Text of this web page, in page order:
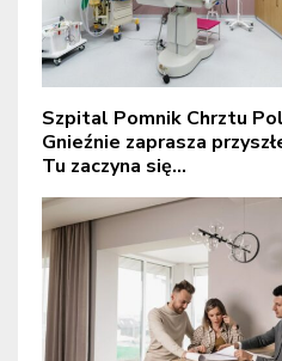
Szpital Pomnik Chrztu
Gnieźnie zaprasza
Tu zaczyna się...